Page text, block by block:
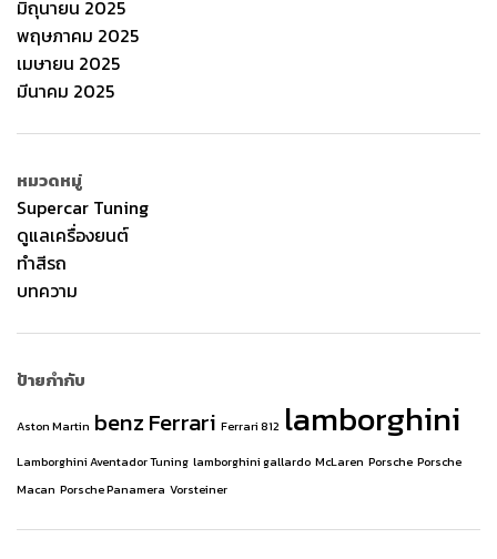
มิถุนายน 2025
พฤษภาคม 2025
เมษายน 2025
มีนาคม 2025
หมวดหมู่
Supercar Tuning
ดูแลเครื่องยนต์
ทำสีรถ
บทความ
ป้ายกำกับ
Aston Martin benzFerrari Ferrari 812 lamborghini
Lamborghini Aventador Tuning lamborghini gallardo McLaren Porsche Porsche
Macan Porsche Panamera Vorsteiner